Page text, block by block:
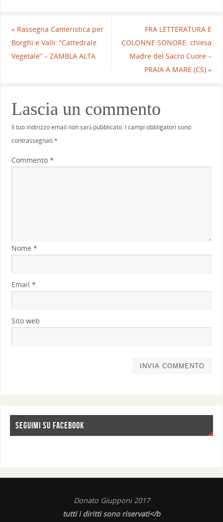
«Rassegna Cameristica per
Borghi e Valli: “Cattedrale
Vegetale” – ZAMBLA ALTA
FRA LETTERATURA E
COLONNE SONORE: chiesa
Madre del Sacro Cuore –
PRAIA A MARE (CS)»
Lascia un commento
Il tuo indirizzo email non sarà pubblicato. I campi obbligatori sono
contrassegnati *
Commento *
Nome *
Email *
Sito web
SEGUIMI SU FACEBOOK
Donato Giupponi 2017
tutti i diritti sono riservati</b